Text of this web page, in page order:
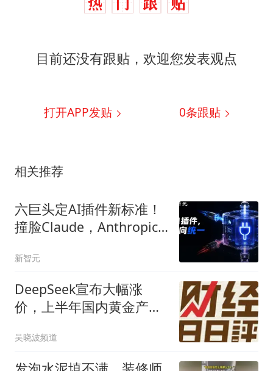
目前还没有跟贴，欢迎您发表观点
打开APP发贴 0条跟贴
相关推荐
六巨头定AI插件新标准！
撞脸Claude，Anthropic
新智元
DeepSeek宣布大幅涨
价，上半年国内黄金产量
吴晓波频道